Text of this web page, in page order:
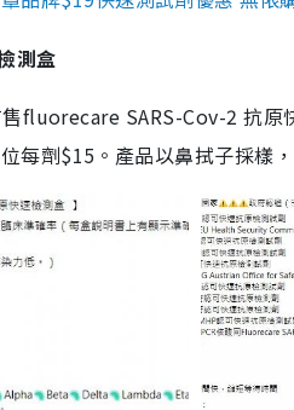
測盒
fluorecare SARS-Cov-2 抗
每劑$15。產品以鼻拭子採樣